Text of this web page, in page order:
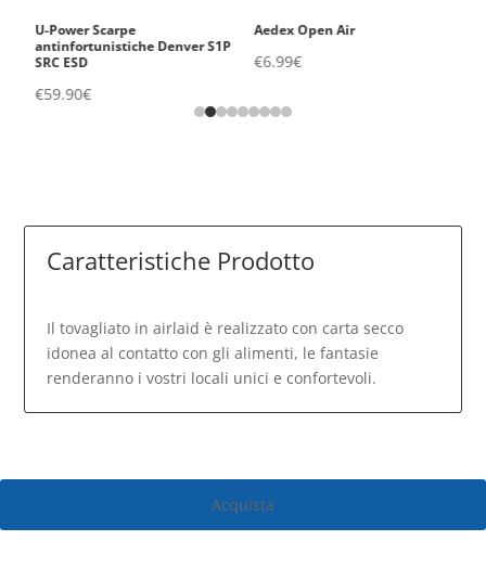
U-Power Scarpe
antinfortunistiche Denver S1P
SRC ESD
€59.90€
Aedex Open Air
€6.99€
Caratteristiche Prodotto
Il tovagliato in airlaid è realizzato con carta secco
idonea al contatto con gli alimenti, le fantasie
renderanno i vostri locali unici e confortevoli.
Acquista